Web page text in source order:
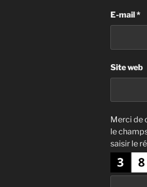
E-mail *
Site web
Merci de
le
saisir le